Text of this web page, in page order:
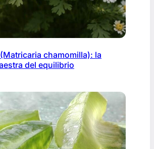
chamomilla): la
del equilibrio